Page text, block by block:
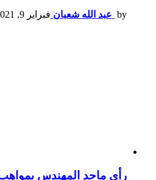
by عبد الله شعبان فبراير 9, 2021, 8:49 م
رأي ماجد المهندس